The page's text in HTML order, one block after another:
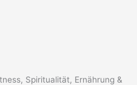
Spiritualität, Ernährung &